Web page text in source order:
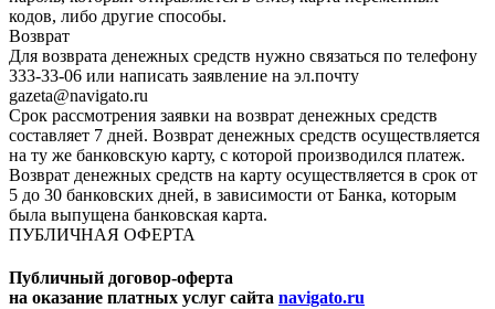
кодов, либо другие способы.
Возврат
Для возврата денежных средств нужно связаться по телефону
333-33-06 или написать заявление на эл.почту
gazeta@navigato.ru
Срок рассмотрения заявки на возврат денежных средств
составляет 7 дней. Возврат денежных средств осуществляется
на ту же банковскую карту, с которой производился платеж.
Возврат денежных средств на карту осуществляется в срок от
5 до 30 банковских дней, в зависимости от Банка, которым
была выпущена банковская карта.
ПУБЛИЧНАЯ ОФЕРТА
Публичный договор-оферта
на оказание платных услуг сайта navigato.ru